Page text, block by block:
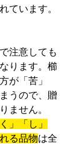
ています。
注意しても
ります。櫛
が「苦」
うので、贈
ません。
く」「し」
る品物は全